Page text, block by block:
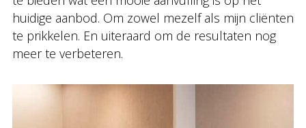
huidige aanbod. Om zowel mezelf als mijn cliënten
te prikkelen. En uiteraard om de resultaten nog
meer te verbeteren.